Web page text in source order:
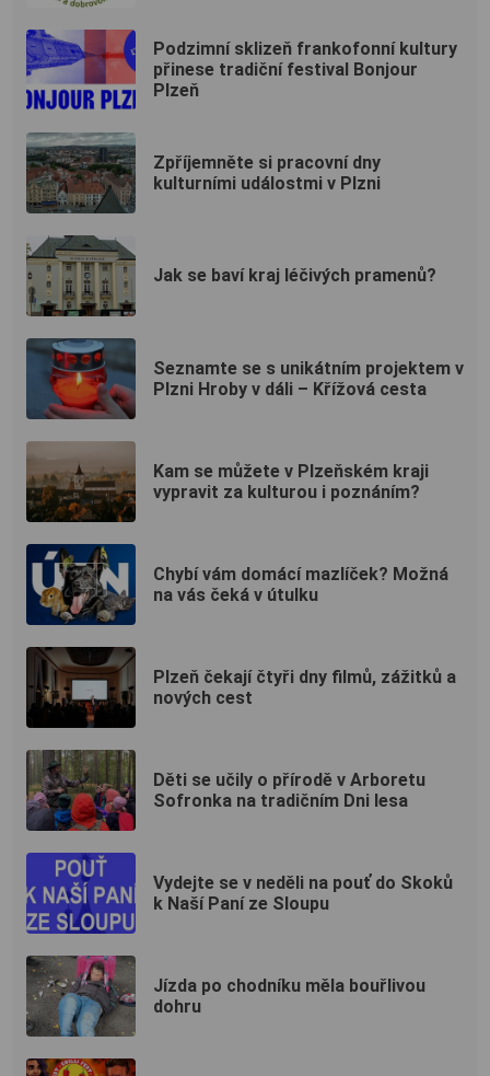
Podzimní sklizeň frankofonní kultury
přinese tradiční festival Bonjour
Plzeň
Zpříjemněte si pracovní dny
kulturními událostmi v Plzni
Jak se baví kraj léčivých pramenů?
Seznamte se s unikátním projektem v
Plzni Hroby v dáli – Křížová cesta
Kam se můžete v Plzeňském kraji
vypravit za kulturou i poznáním?
Chybí vám domácí mazlíček? Možná
na vás čeká v útulku
Plzeň čekají čtyři dny filmů, zážitků a
nových cest
Děti se učily o přírodě v Arboretu
Sofronka na tradičním Dni lesa
Vydejte se v neděli na pouť do Skoků
k Naší Paní ze Sloupu
Jízda po chodníku měla bouřlivou
dohru